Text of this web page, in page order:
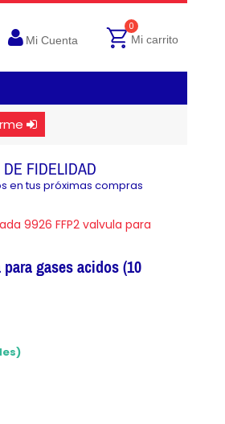
Mi Cuenta
0
Mi carrito
FIDELIDAD
en tus próximas compras
9926 FFP2 valvula para
gases acidos (10